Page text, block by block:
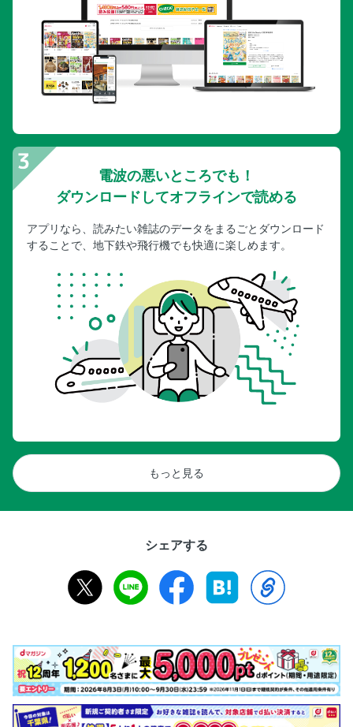
電波の悪いところでも！
ダウンロードしてオフラインで読める
アプリなら、読みたい雑誌のデータをまるごとダウンロード
することで、地下鉄や飛行機でも快適に楽しめます。
もっと見る
シェアする